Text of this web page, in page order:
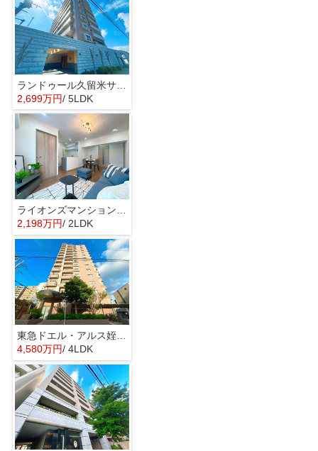
ランドゥール久留米サウスステージ☆仲介手数料無料☆
2,699万円/ 5LDK
2,198万円/ 2LDK
東急ドエル・アルス姪浜☆仲介手数料無料☆
4,580万円/ 4LDK